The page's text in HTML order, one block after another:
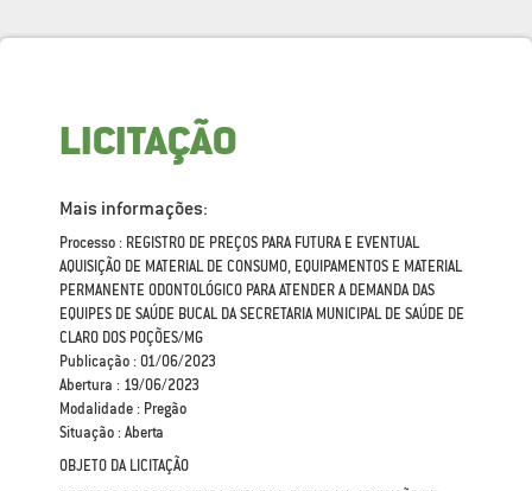
LICITAÇÃO
Mais informações:
Processo : REGISTRO DE PREÇOS PARA FUTURA E EVENTUAL
AQUISIÇÃO DE MATERIAL DE CONSUMO, EQUIPAMENTOS E MATERIAL
PERMANENTE ODONTOLÓGICO PARA ATENDER A DEMANDA DAS
EQUIPES DE SAÚDE BUCAL DA SECRETARIA MUNICIPAL DE SAÚDE DE
CLARO DOS POÇÕES/MG
Publicação : 01/06/2023
Abertura : 19/06/2023
Modalidade : Pregão
Situação : Aberta
OBJETO DA LICITAÇÃO